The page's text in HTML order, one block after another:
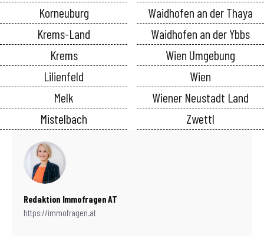
Korneuburg
Krems-Land
Krems
Lilienfeld
Melk
Mistelbach
Waidhofen an der Thaya
Waidhofen an der Ybbs
Wien Umgebung
Wien
Wiener Neustadt Land
Zwettl
Redaktion Immofragen AT
https://immofragen.at